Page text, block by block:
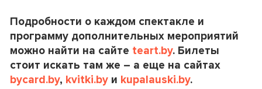
Подробности о каждом спектакле и
программу дополнительных мероприятий
можно найти на сайте teart.by. Билеты
стоит искать там же – а еще на сайтах
bycard.by, kvitki.by и kupalauski.by.